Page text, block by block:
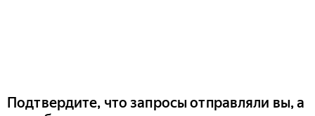
Подтвердите, что запросы отправляли вы, а